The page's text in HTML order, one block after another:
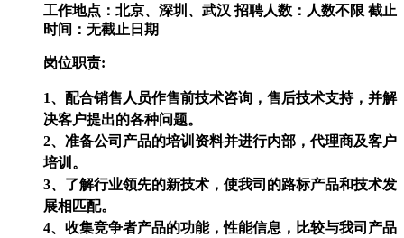
工作地点：北京、深圳、武汉 招聘人数：人数不限 截止
时间：无截止日期
岗位职责:
1、配合销售人员作售前技术咨询，售后技术支持，并解
决客户提出的各种问题。
2、准备公司产品的培训资料并进行内部，代理商及客户
培训。
3、了解行业领先的新技术，使我司的路标产品和技术发
展相匹配。
4、收集竞争者产品的功能，性能信息，比较与我司产品